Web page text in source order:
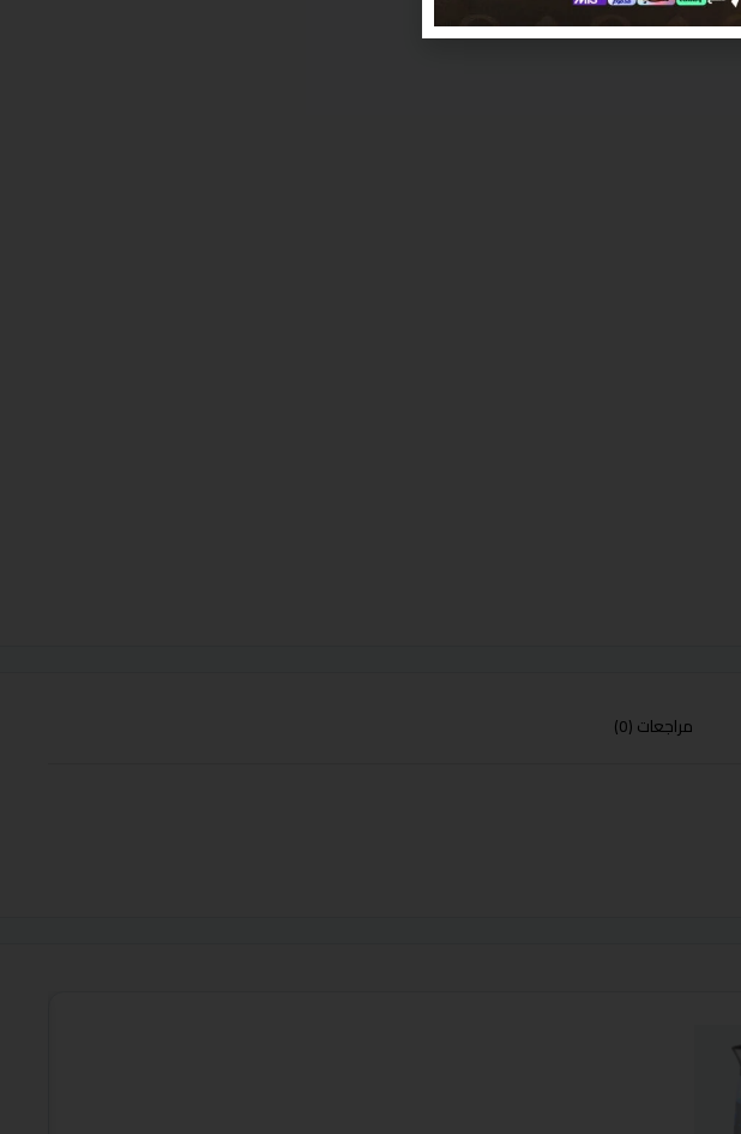
مراجعات (0)